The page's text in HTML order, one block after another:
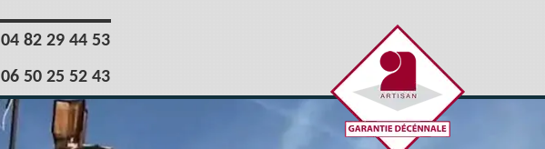
04 82 29 44 53
06 50 25 52 43